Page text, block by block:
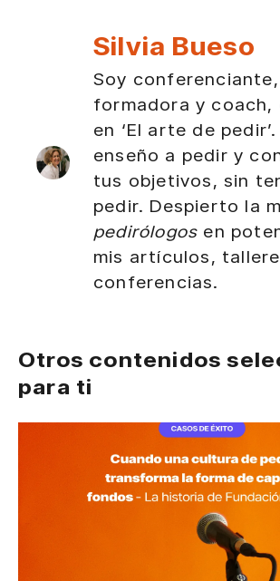
Silvia Bueso
Soy conferenciante,
formadora y coach,
en ‘El arte de
enseño a pedir y
tus objetivos, sin
pedir. Despierto la
pedirólogos en
mis artículos,
conferencias.
Otros contenidos
para ti